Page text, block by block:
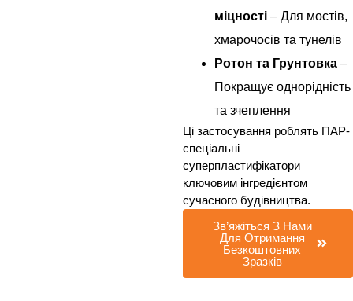
міцності – Для мостів,
хмарочосів та тунелів
Ротон та Грунтовка –
Покращує однорідність
та зчеплення
Ці застосування роблять ПАР-
спеціальні
суперпластифікатори
ключовим інгредієнтом
сучасного будівництва.
Зв’яжіться З Нами
Для Отримання
Безкоштовних
Зразків